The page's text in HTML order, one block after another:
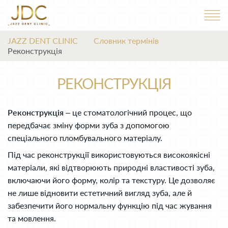
JAZZ DENT CLINIC
Словник термінів
Реконструкція
РЕКОНСТРУКЦІЯ
Реконструкція – це стоматологічний процес, що
передбачає зміну форми зуба з допомогою
спеціального пломбувального матеріалу.
Під час реконструкції використовуються високоякісні
матеріали, які відтворюють природні властивості зуба,
включаючи його форму, колір та текстуру. Це дозволяє
не лише відновити естетичний вигляд зуба, але й
забезпечити його нормальну функцію під час жування
та мовлення.